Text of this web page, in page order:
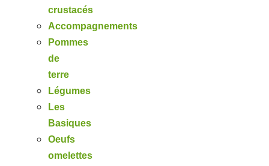
crustacés
Accompagnements
Pommes
de
terre
Légumes
Les
Basiques
Oeufs
omelettes